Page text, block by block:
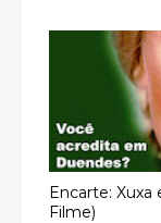
Encarte: Xuxa
Filme)